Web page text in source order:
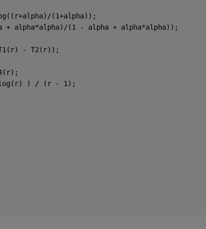
(1+alpha));
alpha*alpha)/(1 - alpha + alpha*alpha));
- T2(r));
) / (r - 1);